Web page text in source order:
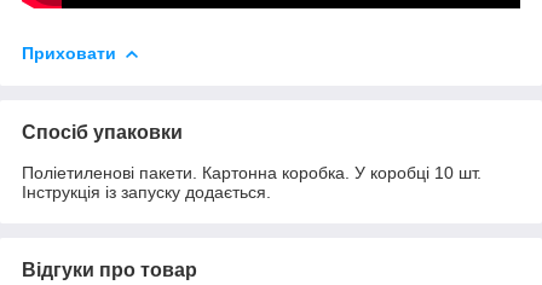
Приховати
Спосіб упаковки
Поліетиленові пакети. Картонна коробка. У коробці 10 шт.
Інструкція із запуску додається.
Відгуки про товар